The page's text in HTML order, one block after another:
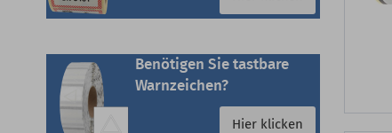
Benötigen Sie tastbare
Warnzeichen?
Hier klicken